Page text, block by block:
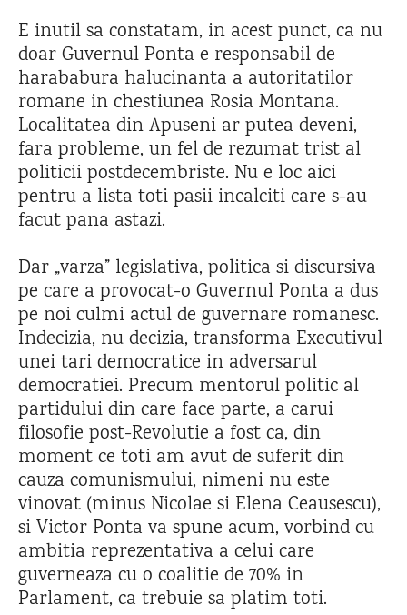
E inutil sa constatam, in acest punct, ca nu
doar Guvernul Ponta e responsabil de
harababura halucinanta a autoritatilor
romane in chestiunea Rosia Montana.
Localitatea din Apuseni ar putea deveni,
fara probleme, un fel de rezumat trist al
politicii postdecembriste. Nu e loc aici
pentru a lista toti pasii incalciti care s-au
facut pana astazi.
Dar „varza” legislativa, politica si discursiva
pe care a provocat-o Guvernul Ponta a dus
pe noi culmi actul de guvernare romanesc.
Indecizia, nu decizia, transforma Executivul
unei tari democratice in adversarul
democratiei. Precum mentorul politic al
partidului din care face parte, a carui
filosofie post-Revolutie a fost ca, din
moment ce toti am avut de suferit din
cauza comunismului, nimeni nu este
vinovat (minus Nicolae si Elena Ceausescu),
si Victor Ponta va spune acum, vorbind cu
ambitia reprezentativa a celui care
guverneaza cu o coalitie de 70% in
Parlament, ca trebuie sa platim toti.